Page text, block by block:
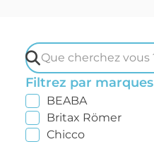
Filtrez par marques
BEABA
Britax Römer
Chicco